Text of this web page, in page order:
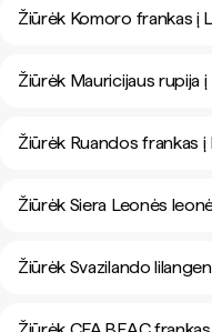
Žiūrėk Komoro frankas į
Žiūrėk Mauricijaus rupija
Žiūrėk Ruandos frankas
Žiūrėk Siera Leonės
Žiūrėk Svazilando